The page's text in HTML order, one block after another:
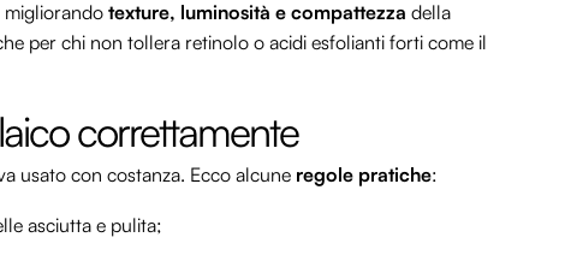
migliorando texture, luminosità e compattezza della
per chi non tollera retinolo o acidi esfolianti forti come il
correttamente
usato con costanza. Ecco alcune regole pratiche:
asciutta e pulita;